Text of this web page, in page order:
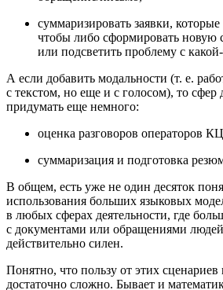
суммаризировать заявки,
чтобы либо сформировать новую
или подсветить проблему с
А если добавить модальности (т. е.
с текстом, но еще и с голосом), то сфер
придумать еще немного:
оценка разговоров операторов
суммаризация и подготовка
В общем, есть уже не один десяток
использования больших языковых
в любых сферах деятельности, где
с документами или обращениями
действительно силен.
Понятно, что пользу от этих сценариев
достаточно сложно. Бывает и